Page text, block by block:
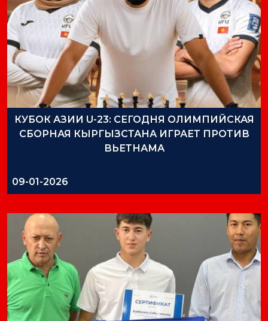
КУБОК АЗИИ U-23: СЕГОДНЯ ОЛИМПИЙСКАЯ
СБОРНАЯ КЫРГЫЗСТАНА ИГРАЕТ ПРОТИВ
ВЬЕТНАМА
09-01-2026